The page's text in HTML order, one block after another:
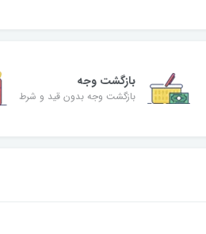
بازگشت وجه
بازگشت وجه بدون قید و شرط